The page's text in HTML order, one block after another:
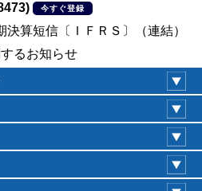
今すぐ登録
算短信〔ＩＦＲＳ〕（連結）
るお知らせ